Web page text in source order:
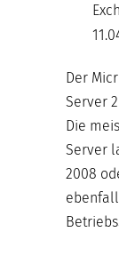
Der
Server
Die
Server
2008